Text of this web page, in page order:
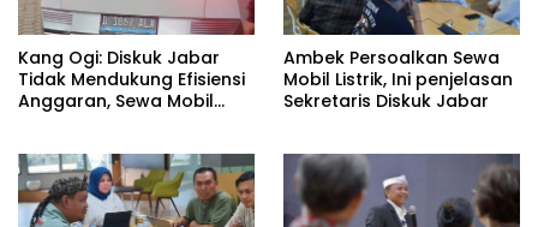
Kang Ogi: Diskuk Jabar
Tidak Mendukung Efisiensi
Anggaran, Sewa Mobil
Ambek Persoalkan Sewa
Mobil Listrik, Ini penjelasan
Sekretaris Diskuk Jabar